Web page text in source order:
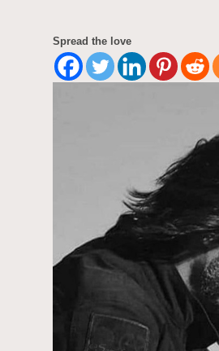
Spread the love